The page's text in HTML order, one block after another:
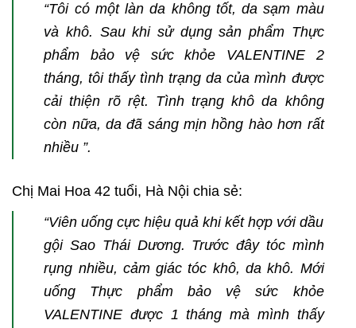
“Tôi có một làn da không tốt, da sạm màu
và khô. Sau khi sử dụng sản phẩm Thực
phẩm bảo vệ sức khỏe VALENTINE 2
tháng, tôi thấy tình trạng da của mình được
cải thiện rõ rệt. Tình trạng khô da không
còn nữa, da đã sáng mịn hồng hào hơn rất
nhiều ”.
Chị Mai Hoa 42 tuổi, Hà Nội chia sẻ:
“Viên uống cực hiệu quả khi kết hợp với dầu
gội Sao Thái Dương. Trước đây tóc mình
rụng nhiều, cảm giác tóc khô, da khô. Mới
uống Thực phẩm bảo vệ sức khỏe
VALENTINE được 1 tháng mà mình thấy